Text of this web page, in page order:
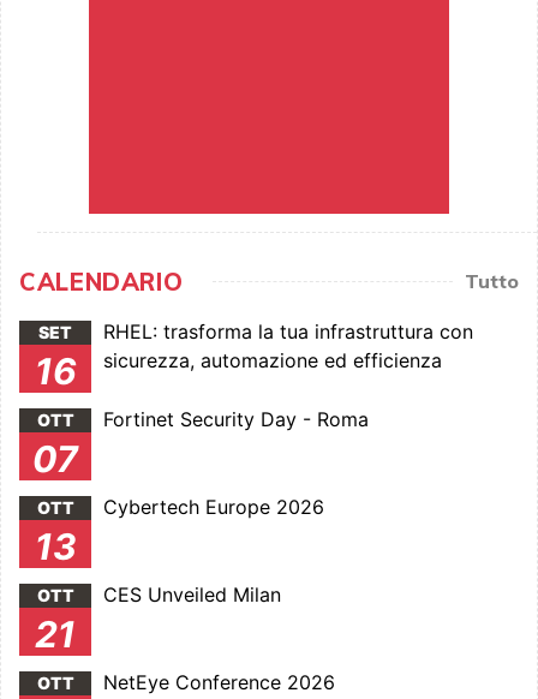
CALENDARIO Tutto
SET
16
RHEL: trasforma la tua infrastruttura con
sicurezza, automazione ed efficienza
OTT
07
Fortinet Security Day - Roma
OTT
13
Cybertech Europe 2026
OTT
21
CES Unveiled Milan
OTT NetEye Conference 2026